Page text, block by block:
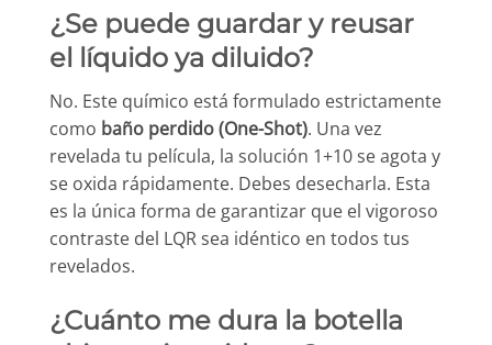
¿Se puede guardar y reusar
el líquido ya diluido?
No. Este químico está formulado estrictamente
como baño perdido (One-Shot). Una vez
revelada tu película, la solución 1+10 se agota y
se oxida rápidamente. Debes desecharla. Esta
es la única forma de garantizar que el vigoroso
contraste del LQR sea idéntico en todos tus
revelados.
¿Cuánto me dura la botella